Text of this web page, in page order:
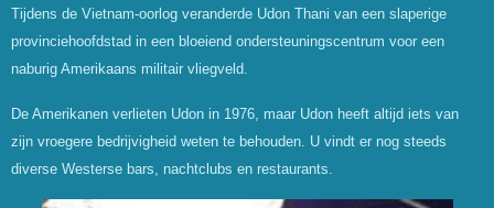
Tijdens de Vietnam-oorlog veranderde Udon Thani van een slaperige
provinciehoofdstad in een bloeiend ondersteuningscentrum voor een
naburig Amerikaans militair vliegveld.
De Amerikanen verlieten Udon in 1976, maar Udon heeft altijd iets van
zijn vroegere bedrijvigheid weten te behouden. U vindt er nog steeds
diverse Westerse bars, nachtclubs en restaurants.